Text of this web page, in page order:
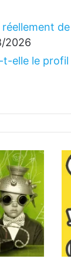
réellement
2026
t-elle le